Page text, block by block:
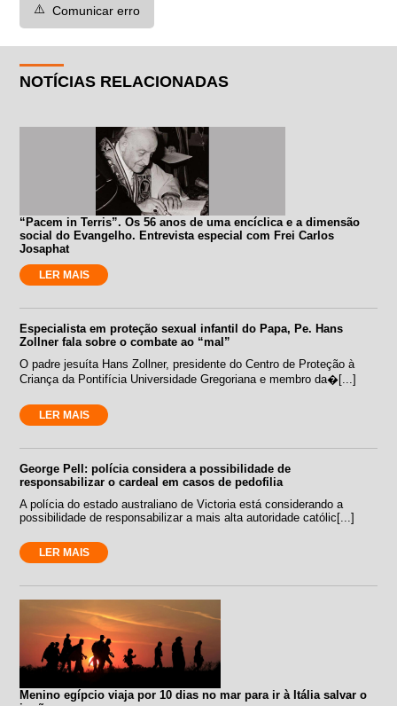
⚠️ Comunicar erro
NOTÍCIAS RELACIONADAS
“Pacem in Terris”. Os 56 anos de uma encíclica e a dimensão
social do Evangelho. Entrevista especial com Frei Carlos
Josaphat
LER MAIS
Especialista em proteção sexual infantil do Papa, Pe. Hans
Zollner fala sobre o combate ao “mal”
O padre jesuíta Hans Zollner, presidente do Centro de Proteção à
Criança da Pontifícia Universidade Gregoriana e membro da�[...]
LER MAIS
George Pell: polícia considera a possibilidade de
responsabilizar o cardeal em casos de pedofilia
A polícia do estado australiano de Victoria está considerando a
possibilidade de responsabilizar a mais alta autoridade católic[...]
LER MAIS
Menino egípcio viaja por 10 dias no mar para ir à Itália salvar o